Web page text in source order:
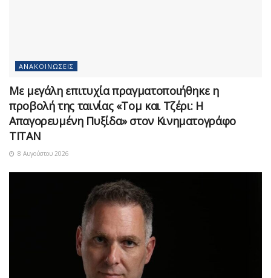
ΑΝΑΚΟΙΝΏΣΕΙΣ
Με μεγάλη επιτυχία πραγματοποιήθηκε η
προβολή της ταινίας «Τομ και Τζέρι: Η
Απαγορευμένη Πυξίδα» στον Κινηματογράφο
ΤΙΤΑΝ
8 Αυγούστου 2026